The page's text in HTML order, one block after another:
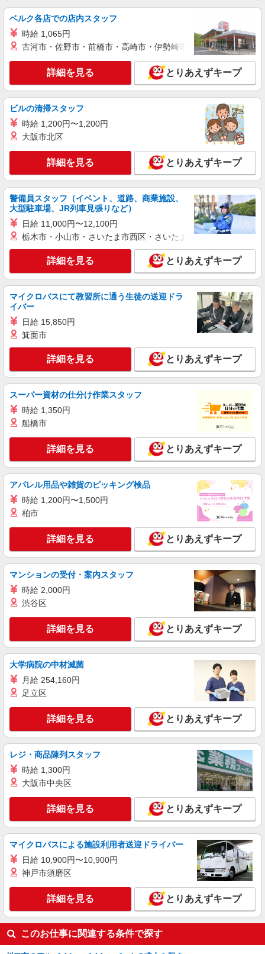
時給1150円 土日祝祭日時給1200円
埼玉県川口市本町2-7-25
キープ 詳細を見る
パート
ケンタッキーフライドチキン イオンモール川口前川店
カウンター・キッチンスタッフ ＜優先募集日
時＞平日（月〜金） 18:00〜23:00
時給1200円
詳細を見る
アルバイト パート
ケンタッキーフライドチキン イオンモール川口店
カウンター・キッチンスタッフ ＜優先募集日
時＞平日（月〜金） 11:00〜17:00
時給1200円 土日祝祭日時給1300円
埼玉県川口市安行領根岸3180番地
キープ 詳細を見る
アルバイト パート
コンパスグループ・ジャパン株式会社 39189_p
時給1,300円以上 試用期間中 時給1,300円以上
(試用期間2ヶ月) 残業が発生した場合、残業代を1
分単位で別途支給します。
特養川口かがやきの里 （埼玉県川口市大字西
新井宿字北田1065-1 かがやきの里内）
詳細を見る
パート
コンパスグループ・ジャパン株式会社 65103_p
調理員【アルバイト・パート】
時給1,400円以上 試用期間中 時給1,400円以上
(試用期間2ヶ月) 残業が発生した場合、残業代を1
徳洲会かわぐちナーシングホーム （埼玉県川
キープ 詳細を見る
アルバイト パート
コンパスグループ・ジャパン株式会社 65103_p
調理師【アルバイト・パート】
時給1,500円以上 試用期間中 時給1,500円以上
(試用期間2ヶ月) 残業が発生した場合、残業代を1
分単位で別途支給します。
徳洲会かわぐちナーシングホーム （埼玉県川
口市西新井宿1022-1）
キープ 詳細を見る
アルバイト パート
コンパスグループ・ジャパン株式会社 65103_p
調理補助【アルバイト・パート】
時給1,400円以上 試用期間中 時給1,400円以上
(試用期間2ヶ月) 残業が発生した場合、残業代を1
徳洲会かわぐちナーシングホーム （埼玉県川
キープ 詳細を見る
アルバイト パート
コンパスグループ・ジャパン株式会社 39390_p
調理師【アルバイト・パート】
(試用期間2ヶ月) 残業が発生した場合、残業代を1
分単位で別途支給します。
川口ほほえみの里 （埼玉県川口市西新井宿
978-1）
キープ
ベルク各店での店内スタッフ
時給 1,065円
古河市・佐野市・前橋市・高崎市・伊勢崎市・太田市・館林市
詳細を見る とりあえずキープ
ビルの清掃スタッフ
時給 1,200円〜1,200円
大阪市北区
詳細を見る とりあえずキープ
警備員スタッフ（イベント、道路、商業施設、
大型駐車場、JR列車見張りなど）
日給 11,000円〜12,100円
栃木市・小山市・さいたま市西区・さいたま市岩槻区・久喜市・
詳細を見る とりあえずキープ
マイクロバスにて教習所に通う生徒の送迎ドラ
イバー
日給 15,850円
箕面市
詳細を見る とりあえずキープ
スーパー資材の仕分け作業スタッフ
時給 1,350円
船橋市
詳細を見る とりあえずキープ
アパレル用品や雑貨のピッキング検品
時給 1,200円〜1,500円
柏市
詳細を見る とりあえずキープ
マンションの受付・案内スタッフ
時給 2,000円
渋谷区
詳細を見る とりあえずキープ
大学病院の中材滅菌
月給 254,160円
足立区
詳細を見る とりあえずキープ
レジ・商品陳列スタッフ
時給 1,300円
大阪市中央区
詳細を見る とりあえずキープ
マイクロバスによる施設利用者送迎ドライバー
日給 10,900円〜10,900円
神戸市須磨区
詳細を見る とりあえずキープ
このお仕事に関連する条件で探す